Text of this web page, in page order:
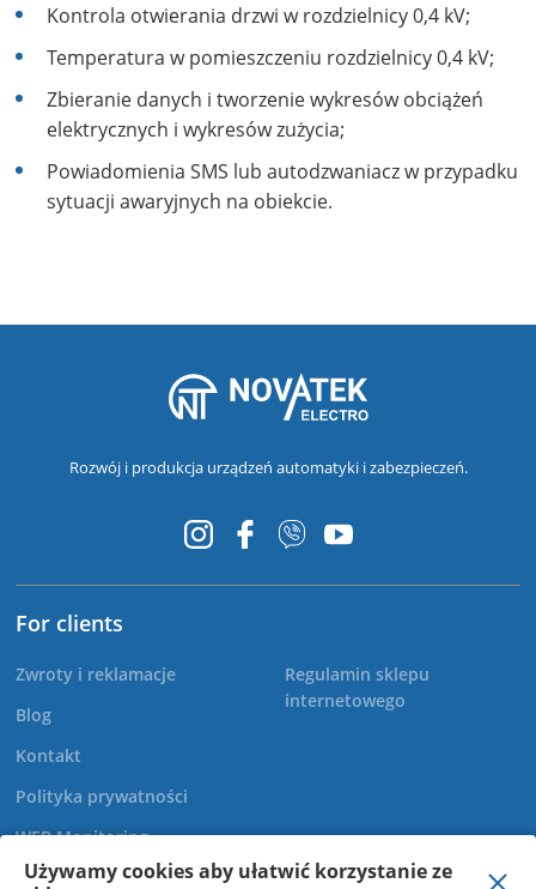
Używamy cookies aby ułatwić korzystanie ze
Kontrola otwierania drzwi w rozdzielnicy 0,4 kV;
Temperatura w pomieszczeniu rozdzielnicy 0,4 kV;
Zbieranie danych i tworzenie wykresów obciążeń
elektrycznych i wykresów zużycia;
Powiadomienia SMS lub autodzwaniacz w przypadku
sytuacji awaryjnych na obiekcie.
Rozwój i produkcja urządzeń automatyki i zabezpieczeń.
For clients
Zwroty i reklamacje
Blog
Kontakt
Polityka prywatności
WEB Monitoring
Regulamin sklepu
internetowego